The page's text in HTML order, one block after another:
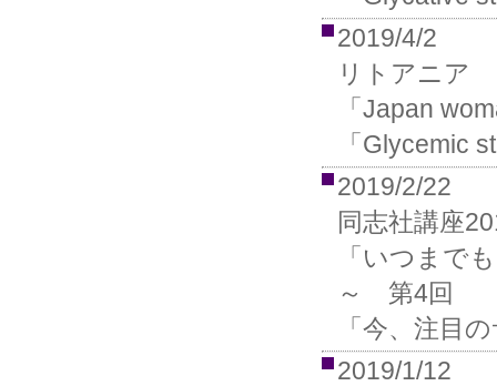
2019/4/2
リトアニア
「Japan
「Glycemic
2019/2/22
同志社講座
「いつまで
～ 第4回
「今、注目
2019/1/12